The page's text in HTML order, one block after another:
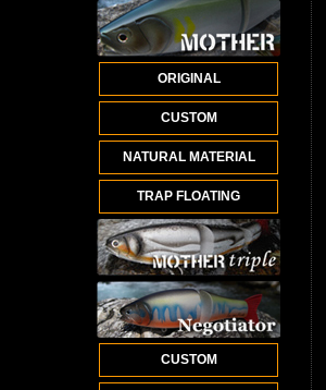
ORIGINAL
CUSTOM
NATURAL MATERIAL
TRAP FLOATING
CUSTOM